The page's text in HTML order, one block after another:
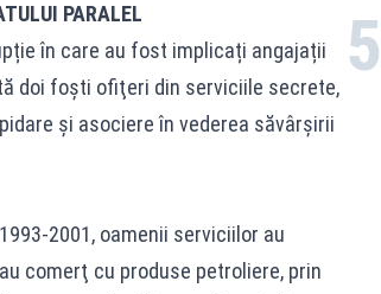
PARALEL
în care au fost implicați angajații
doi foști ofiţeri din serviciile secrete,
şi asociere în vederea săvârşirii
2001, oamenii serviciilor au
comerţ cu produse petroliere, prin
5